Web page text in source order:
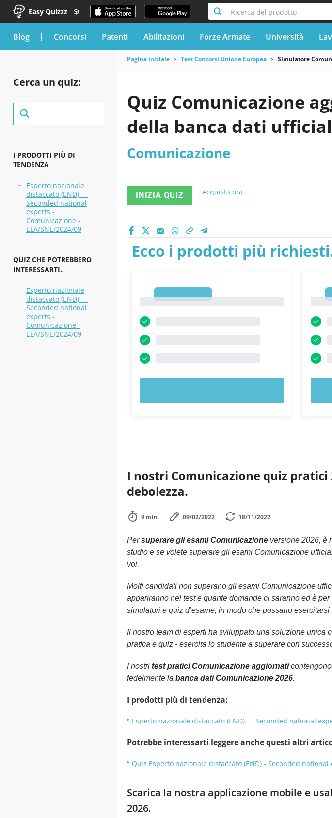
Easy Quizzz Ricerca del prodotto
blog Concorsi Patenti Abilitazioni Forze Armate Università
Cerca un quiz:
I PRODOTTI PIÙ DI
TENDENZA
Esperto nazionale
distaccato (END) - -
Seconded national
experts -
Comunicazione -
ELA/SNE/2024/09
QUIZ CHE POTREBBERO
INTERESSARTI..
Esperto nazionale
distaccato (END) - -
Seconded national
experts -
Comunicazione -
ELA/SNE/2024/09
Pagina iniziale Test Concorsi Unione Europea Simulatore
Quiz Comunicazione
della banca dati
Comunicazione
INIZIA QUIZ Acquista ora
Ecco i prodotti più
I nostri Comunicazione quiz
debolezza.
9 min. 09/02/2022 18/11/2022
Persuperare gli esami Comunicazioneversione 2026, è
studio e se volete superare gli esami Comunicazione
voi.
Molti candidati non superano gli esami Comunicazione
appariranno nel test e quante domande ci saranno ed è
simulatori e quiz d’esame, in modo che possano
Il nostro team di esperti ha sviluppato una soluzione unica
pratica e quiz - esercita lo studente a superare con
I nostri test pratici Comunicazione aggiornaticontengono
fedelmente la banca dati Comunicazione 2026.
I prodotti più di tendenza:
Esperto nazionale distaccato (END) - - Seconded national
Potrebbe interessarti leggere anche questi altri
Quiz Esperto nazionale distaccato (END) - Seconded
Scarica la nostra applicazione mobile e
2026.